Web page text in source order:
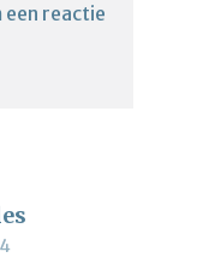
een reactie